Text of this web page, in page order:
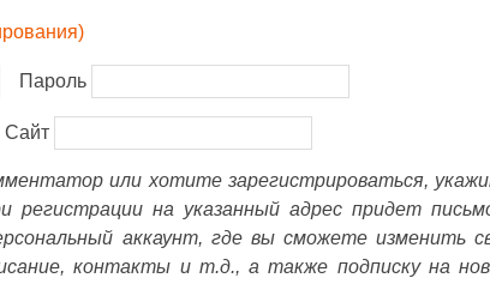
Пароль
Сайт
или хотите зарегистрироваться,
регистрации на указанный адрес придет
аккаунт, где вы сможете изменить
контакты и т.д., а также подписку на